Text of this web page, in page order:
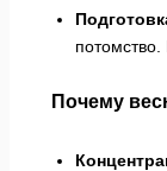
Почему